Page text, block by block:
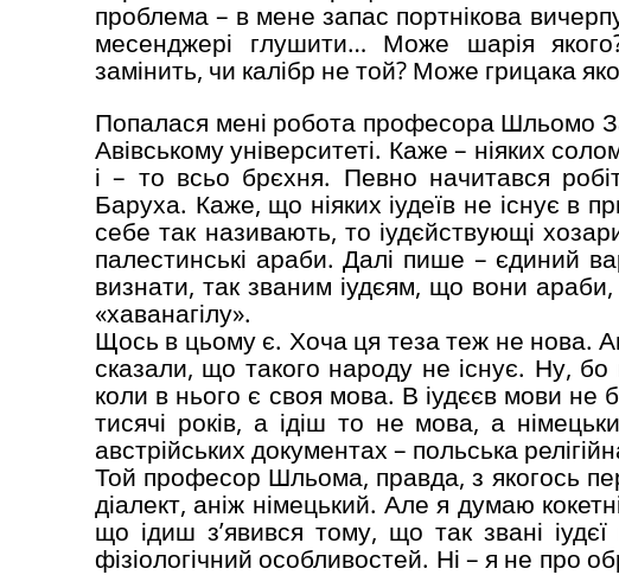
проблема – в мене запас портнікова
месенджері глушити… Може шарія
замінить, чи калібр не той? Може грицака
Попалася мені робота професора Шльомо
Авівському університеті. Каже – ніяких
і – то всьо брєхня. Певно начитався
Баруха. Каже, що ніяких іудеїв не існує в
себе так називають, то іудєйствующі
палестинські араби. Далі пише – єдиний
визнати, так званим іудєям, що вони
«хаванагілу».
Щось в цьому є. Хоча ця теза теж не нова.
сказали, що такого народу не існує. Ну,
коли в нього є своя мова. В іудєєв мови не
тисячі років, а ідіш то не мова, а
австрійських документах – польська
Той професор Шльома, правда, з якогось
діалект, аніж німецький. Але я думаю
що ідиш з’явився тому, що так звані
фізіологічний особливостей. Ні – я не про